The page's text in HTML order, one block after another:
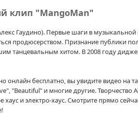
клип "MangoMan"
Гаудино). Первые шаги в музыкальной
продюсерством. Признание публики
танцевальным хитом. В 2008 году
онлайн бесплатно, вы увидите видео на
"Beautiful" и многие другие. Творчество
и электро-хаус. Смотрите прямо